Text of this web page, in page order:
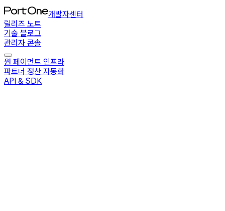
개발자센터
릴리즈 노트
기술 블로그
관리자 콘솔
원 페이먼트 인프라
파트너 정산 자동화
API & SDK